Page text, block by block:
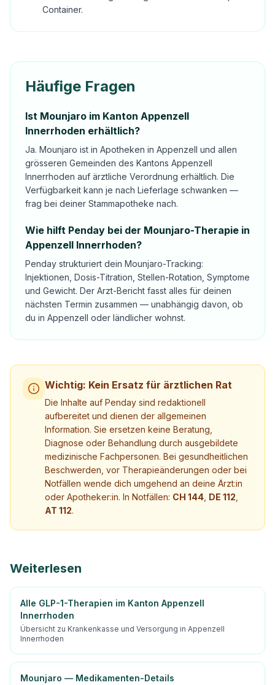
Container.
Häufige Fragen
Ist Mounjaro im Kanton Appenzell
Innerrhoden erhältlich?
Ja. Mounjaro ist in Apotheken in Appenzell und allen
grösseren Gemeinden des Kantons Appenzell
Innerrhoden auf ärztliche Verordnung erhältlich. Die
Verfügbarkeit kann je nach Lieferlage schwanken —
frag bei deiner Stammapotheke nach.
Wie hilft Penday bei der Mounjaro-Therapie in
Appenzell Innerrhoden?
Penday strukturiert dein Mounjaro-Tracking:
Injektionen, Dosis-Titration, Stellen-Rotation, Symptome
und Gewicht. Der Arzt-Bericht fasst alles für deinen
nächsten Termin zusammen — unabhängig davon, ob
du in Appenzell oder ländlicher wohnst.
Wichtig: Kein Ersatz für ärztlichen Rat
Die Inhalte auf Penday sind redaktionell
aufbereitet und dienen der allgemeinen
Information. Sie ersetzen keine Beratung,
Diagnose oder Behandlung durch ausgebildete
medizinische Fachpersonen. Bei gesundheitlichen
Beschwerden, vor Therapieänderungen oder bei
Notfällen wende dich umgehend an deine Ärzt:in
oder Apotheker:in. In Notfällen: CH 144 DE 112
AT 112.
Weiterlesen
Alle GLP-1-Therapien im Kanton Appenzell
Innerrhoden
Übersicht zu Krankenkasse und Versorgung in Appenzell
Innerrhoden
Mounjaro — Medikamenten-Details